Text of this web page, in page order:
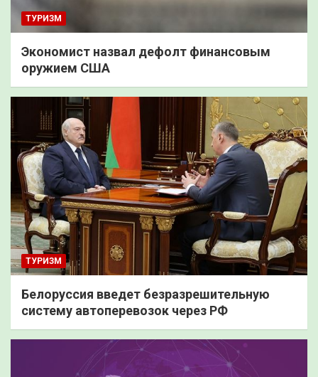
ТУРИЗМ
Экономист назвал дефолт финансовым
оружием США
ТУРИЗМ
Белоруссия введет безразрешительную
систему автоперевозок через РФ